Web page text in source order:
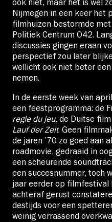
ook niet, maar het is wel
Nijmegen in een keer het
filmhuizen bestormde
Politiek Centrum O42.
discussies gingen eraan
perspectief zou later
wellicht ook niet beter
nemen.
In de eerste week van
een feestprogramma: de
regle du jeu, de Duitse film
Lauf der Zeit. Geen
de jaren ’70 zo goed aan
roadmovie, gedraaid in
een scheurende
een succesnummer, toch
jaar eerder op filmfestival
achteraf gerust
destijds voor een
weinig verrassend